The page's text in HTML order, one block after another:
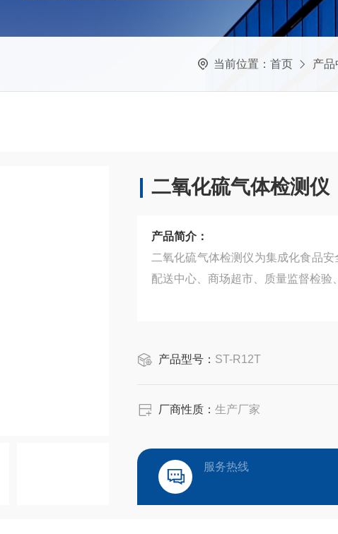
当前位置： 首页 产品
二氧化硫气体检测仪
产品简介：
二氧化硫气体检测仪为集成化食品
配送中心、商场超市、质量监督检验
产品型号： ST-R12T
厂商性质： 生产厂家
服务热线